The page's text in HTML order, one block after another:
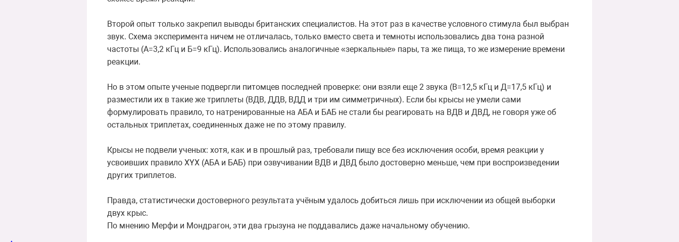
Второй опыт только закрепил выводы британских специалистов. На этот раз в качестве условного стимула был выбран
звук. Схема эксперимента ничем не отличалась, только вместо света и темноты использовались два тона разной
частоты (А=3,2 кГц и Б=9 кГц). Использовались аналогичные «зеркальные» пары, та же пища, то же измерение времени
реакции.
Но в этом опыте ученые подвергли питомцев последней проверке: они взяли еще 2 звука (В=12,5 кГц и Д=17,5 кГц) и
разместили их в такие же триплеты (ВДВ, ДДВ, ВДД и три им симметричных). Если бы крысы не умели сами
формулировать правило, то натренированные на АБА и БАБ не стали бы реагировать на ВДВ и ДВД, не говоря уже об
остальных триплетах, соединенных даже не по этому правилу.
Крысы не подвели ученых: хотя, как и в прошлый раз, требовали пищу все без исключения особи, время реакции у
усвоивших правило XYX (АБА и БАБ) при озвучивании ВДВ и ДВД было достоверно меньше, чем при воспроизведении
других триплетов.
Правда, статистически достоверного результата учёным удалось добиться лишь при исключении из общей выборки
двух крыс.
По мнению Мерфи и Мондрагон, эти два грызуна не поддавались даже начальному обучению.